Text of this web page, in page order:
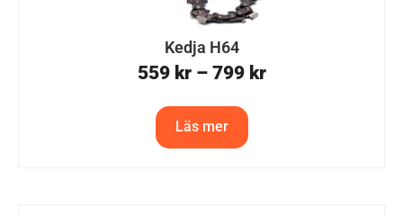
Kedja H64
559 kr – 799 kr
Läs mer